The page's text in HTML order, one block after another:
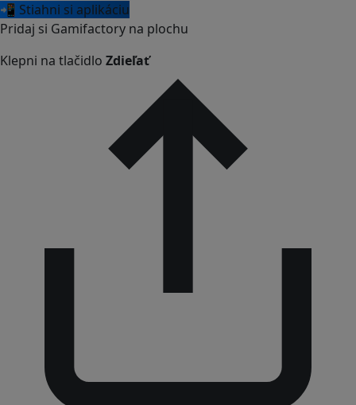
📲 Stiahni si aplikáciu
Pridaj si Gamifactory na plochu
Klepni na tlačidlo Zdieľať